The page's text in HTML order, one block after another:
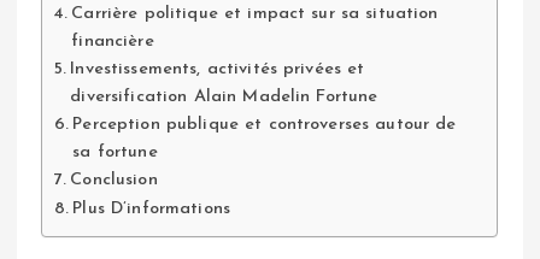
Carrière politique et impact sur sa situation
financière
Investissements, activités privées et
diversification Alain Madelin Fortune
Perception publique et controverses autour de
sa fortune
Conclusion
Plus D’informations